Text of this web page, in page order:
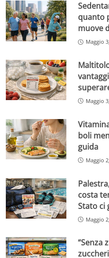
quanto
muove
Maggio
Maggio
boli
guida
Maggio
costa
Stato ci
Maggio
“Senza